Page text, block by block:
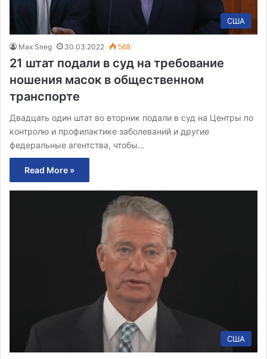
США
Max Sneg 30.03.2022 568
21 штат подали в суд на требование
ношения масок в общественном
транспорте
Двадцать один штат во вторник подали в суд на Центры по
контролю и профилактике заболеваний и другие
федеральные агентства, чтобы…
Read More »
США